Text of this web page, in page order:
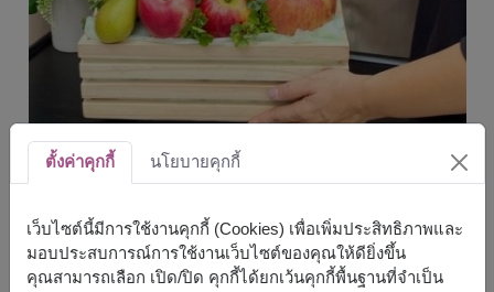
เยี่ยมไข้/
สุขภาพ
เพื่อส่งกำลังใจและคำอวยพร
ตั้งค่าคุกกี้ นโยบายคุกกี้
เว็บไซต์นี้มีการใช้งานคุกกี้ (Cookies) เพื่อเพิ่มประสิทธิภาพและ
มอบประสบการณ์การใช้งานเว็บไซต์ของคุณให้ดียิ่งขึ้น
คุณสามารถเลือก เปิด/ปิด คุกกี้ได้ยกเว้นคุกกี้พื้นฐานที่จำเป็น